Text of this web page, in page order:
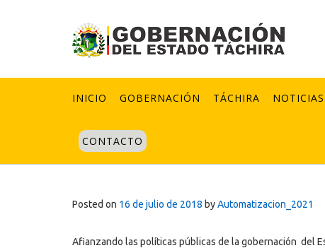
INICIO GOBERNACIÓN TÁCHIRA NOTICIAS
CONTACTO
Posted on 16 de julio de 2018 byAutomatizacion_2021
Afianzando las políticas públicas de la gobernación del